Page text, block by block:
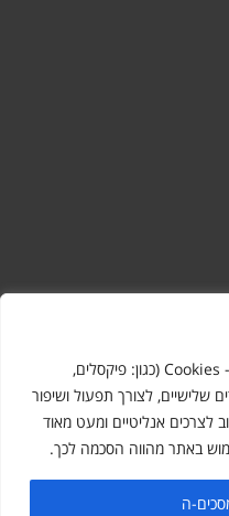
אתר זה עושה שימוש בקבצי "עוגיות" - Cookies (כגון: פיקסלים,
שלישיים, לצורך תפעול ושיפור
לצרכים אנליטיים ומעט מאוד
באתר מהווה הסכמה לכך.
ה
ומידע מהשטח מהעיר
מידע על
דעה, עסקים בחולון, ודיונים על
בדיון ולשלוח לנו כתבות